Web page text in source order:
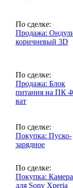
По сделке:
Продажа:
коричневый 3D
По сделке:
Продажа: Блок
питания на ПК
ват
По сделке:
Покупка: Пуско-
зарядное
По сделке:
Покупка: Камера
для Sony Xperia